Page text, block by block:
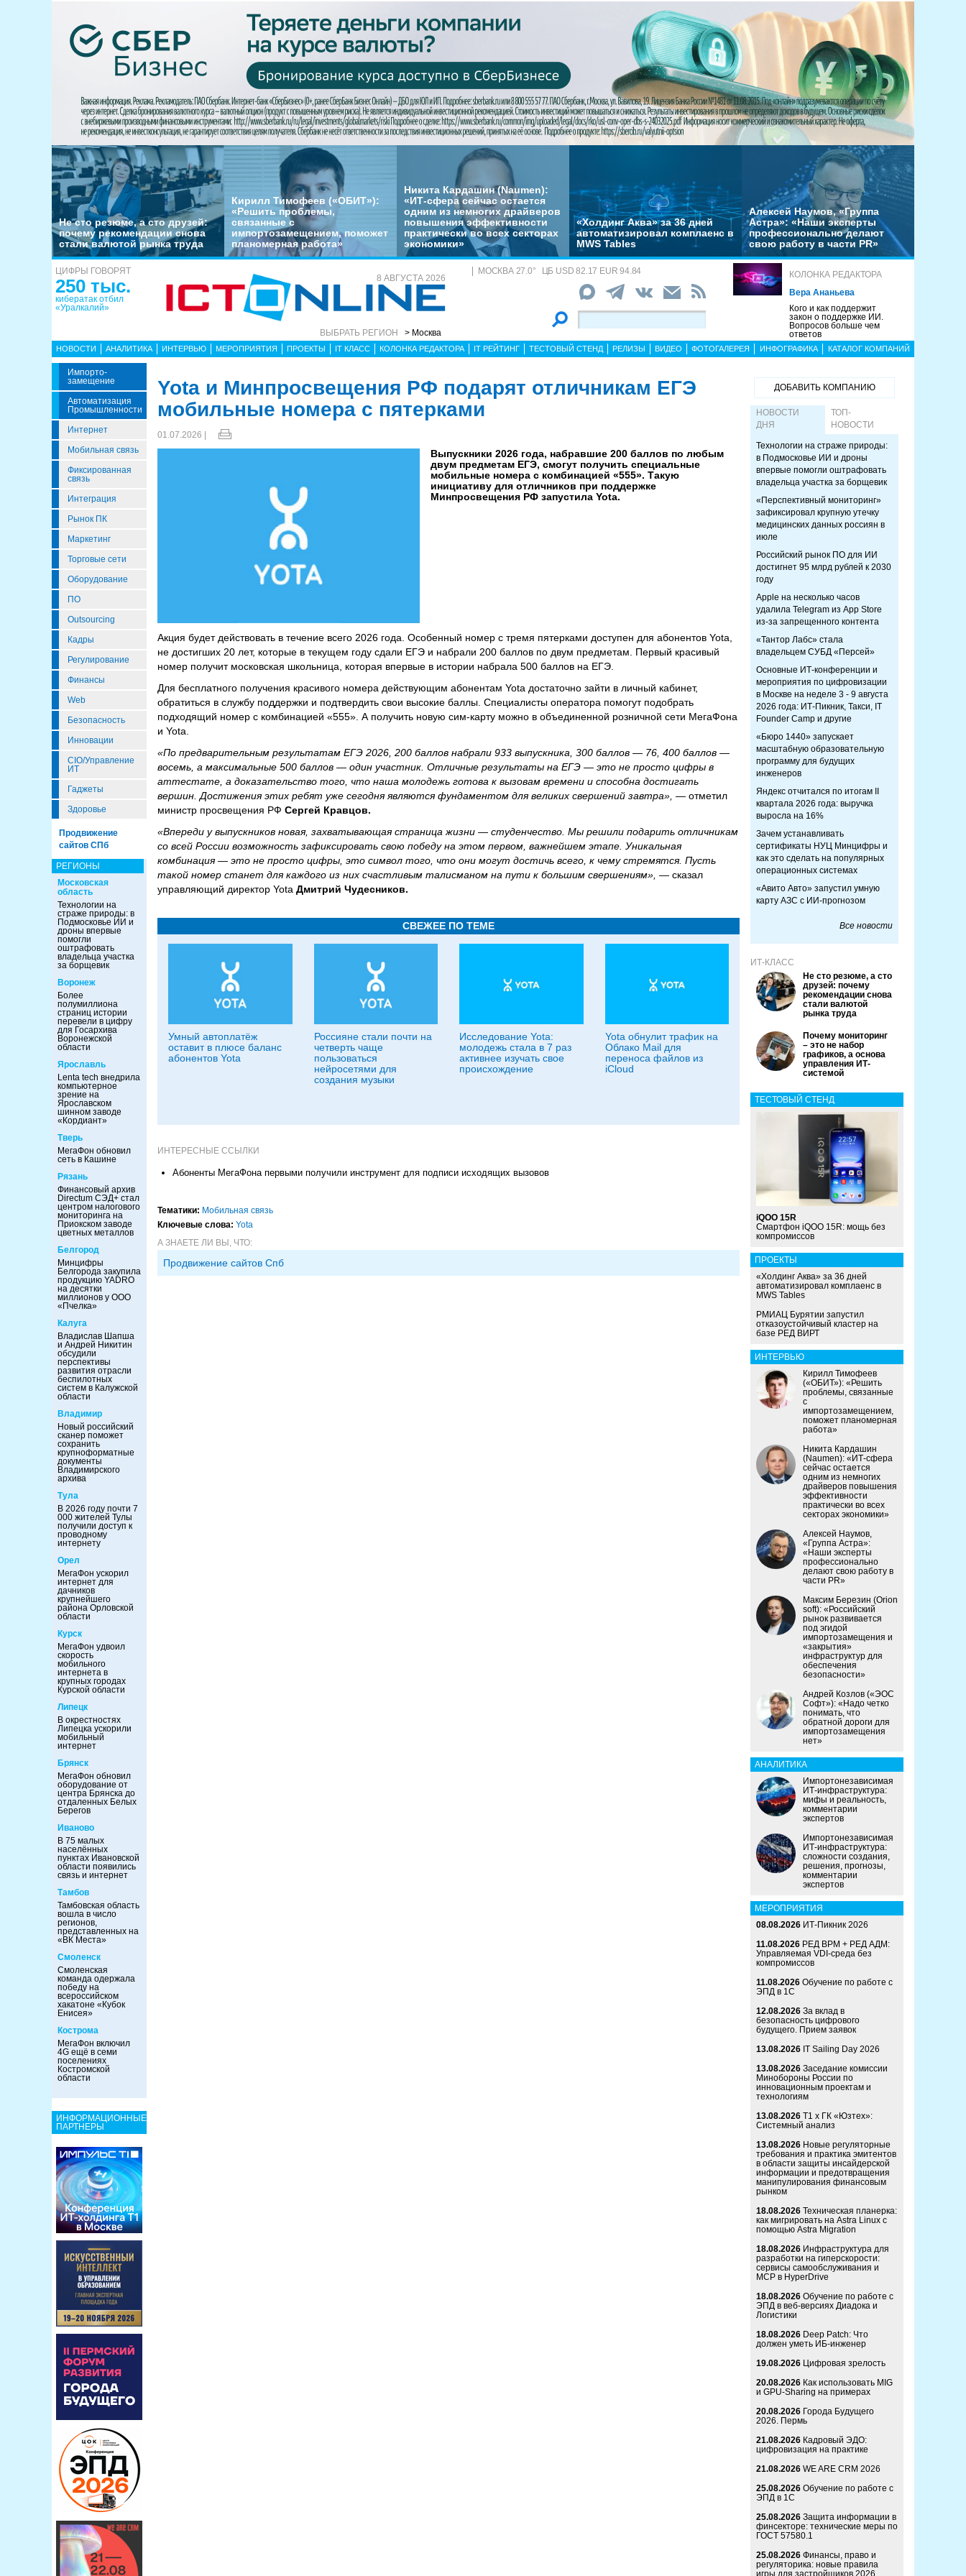
Не сто резюме, а сто друзей:
почему рекомендации снова
стали валютой рынка труда
Кирилл Тимофеев («ОБИТ»):
«Решить проблемы,
связанные с
импортозамещением, поможет
планомерная работа»
Никита Кардашин (Naumen):
«ИТ-сфера сейчас остается
одним из немногих драйверов
повышения эффективности
практически во всех секторах
экономики»
«Холдинг Аква» за 36 дней
автоматизировал комплаенс в
MWS Tables
Алексей Наумов, «Группа
Астра»: «Наши эксперты
профессионально делают
свою работу в части PR»
ЦИФРЫ ГОВОРЯТ
250 тыс.
кибератак отбил
«Уралкалий»
8 АВГУСТА 2026
ВЫБРАТЬ РЕГИОН > Москва
МОСКВА 27.0° ЦБ USD 82.17 EUR 94.84
КОЛОНКА РЕДАКТОРА
Вера Ананьева
Кого и как поддержит
закон о поддержке ИИ.
Вопросов больше чем
ответов
НОВОСТИ АНАЛИТИКА ИНТЕРВЬЮ МЕРОПРИЯТИЯ ПРОЕКТЫ IT КЛАСС КОЛОНКА РЕДАКТОРА IT РЕЙТИНГ ТЕСТОВЫЙ СТЕНД РЕЛИЗЫ ВИДЕО ФОТОГАЛЕРЕЯ ИНФОГРАФИКА КАТАЛОГ КОМПАНИЙ
Импорто­
Замещение
Автоматизация
Промышленности
Интернет
Мобильная связь
Фиксированная
связь
Интеграция
Рынок ПК
Маркетинг
Торговые сети
Оборудование
ПО
Outsourcing
Кадры
Регулирование
Финансы
Web
Безопасность
Инновации
CIO/Управление
ИТ
Гаджеты
Здоровье
Продвижение
сайтов СПб
РЕГИОНЫ
Московская
область
Технологии на
страже природы: в
Подмосковье ИИ и
дроны впервые
помогли
оштрафовать
владельца участка
за борщевик
Воронеж
Более
полумиллиона
страниц истории
перевели в цифру
для Госархива
Воронежской
области
Ярославль
Lenta tech внедрила
компьютерное
зрение на
Ярославском
шинном заводе
«Кордиант»
Тверь
МегаФон обновил
сеть в Кашине
Рязань
Финансовый архив
Directum СЭД+ стал
центром налогового
мониторинга на
Приокском заводе
цветных металлов
Белгород
Минцифры
Белгорода закупила
продукцию YADRO
на десятки
миллионов у ООО
«Пчелка»
Калуга
Владислав Шапша
и Андрей Никитин
обсудили
перспективы
развития отрасли
беспилотных
систем в Калужской
области
Владимир
Новый российский
сканер поможет
сохранить
крупноформатные
документы
Владимирского
архива
Тула
В 2026 году почти 7
000 жителей Тулы
получили доступ к
проводному
интернету
Орел
МегаФон ускорил
интернет для
дачников
крупнейшего
района Орловской
области
Курск
МегаФон удвоил
скорость
мобильного
интернета в
крупных городах
Курской области
Липецк
В окрестностях
Липецка ускорили
мобильный
интернет
Брянск
МегаФон обновил
оборудование от
центра Брянска до
отдаленных Белых
Берегов
Иваново
В 75 малых
населённых
пунктах Ивановской
области появились
связь и интернет
Тамбов
Тамбовская область
вошла в число
регионов,
представленных на
«ВК Места»
Смоленск
Смоленская
команда одержала
победу на
всероссийском
хакатоне «Кубок
Енисея»
Кострома
МегаФон включил
4G ещё в семи
поселениях
Костромской
области
ИНФОРМАЦИОННЫЕ
ПАРТНЕРЫ
Yota и Минпросвещения РФ подарят отличникам ЕГЭ
мобильные номера с пятерками
01.07.2026 |
Выпускники 2026 года, набравшие 200 баллов по любым
двум предметам ЕГЭ, смогут получить специальные
мобильные номера с комбинацией «555». Такую
инициативу для отличников при поддержке
Минпросвещения РФ запустила Yota.
Акция будет действовать в течение всего 2026 года. Особенный номер с тремя пятерками доступен для абонентов Yota,
не достигших 20 лет, которые в текущем году сдали ЕГЭ и набрали 200 баллов по двум предметам. Первый красивый
номер получит московская школьница, которая впервые в истории набрала 500 баллов на ЕГЭ.
Для бесплатного получения красивого номера действующим абонентам Yota достаточно зайти в личный кабинет,
обратиться в службу поддержки и подтвердить свои высокие баллы. Специалисты оператора помогут подобрать
подходящий номер с комбинацией «555». А получить новую сим-карту можно в объединенной розничной сети МегаФона
и Yota.
«По предварительным результатам ЕГЭ 2026, 200 баллов набрали 933 выпускника, 300 баллов — 76, 400 баллов —
восемь, а максимальные 500 баллов — один участник. Отличные результаты на ЕГЭ — это не просто цифры в
аттестате, а доказательство того, что наша молодежь готова к вызовам времени и способна достигать
вершин. Достижения этих ребят уже сегодня являются фундаментом для великих свершений завтра», — отметил
министр просвещения РФ Сергей Кравцов.
«Впереди у выпускников новая, захватывающая страница жизни — студенчество. Мы решили подарить отличникам
со всей России возможность зафиксировать свою победу на этом первом, важнейшем этапе. Уникальная
комбинация — это не просто цифры, это символ того, что они могут достичь всего, к чему стремятся. Пусть
такой номер станет для каждого из них счастливым талисманом на пути к большим свершениям», — сказал
управляющий директор Yota Дмитрий Чудесников.
СВЕЖЕЕ ПО ТЕМЕ
Умный автоплатёж
оставит в плюсе баланс
абонентов Yota
Россияне стали почти на
четверть чаще
пользоваться
нейросетями для
создания музыки
Исследование Yota:
молодежь стала в 7 раз
активнее изучать свое
происхождение
Yota обнулит трафик на
Облако Mail для
переноса файлов из
iCloud
ИНТЕРЕСНЫЕ ССЫЛКИ
Абоненты МегаФона первыми получили инструмент для подписи исходящих вызовов
Тематики: Мобильная связь
Ключевые слова: Yota
А ЗНАЕТЕ ЛИ ВЫ, ЧТО:
Продвижение сайтов Спб
ДОБАВИТЬ КОМПАНИЮ
НОВОСТИ
ДНЯ
ТОП-
НОВОСТИ
Технологии на страже природы:
в Подмосковье ИИ и дроны
впервые помогли оштрафовать
владельца участка за борщевик
«Перспективный мониторинг»
зафиксировал крупную утечку
медицинских данных россиян в
июле
Российский рынок ПО для ИИ
достигнет 95 млрд рублей к 2030
году
Apple на несколько часов
удалила Telegram из App Store
из-за запрещенного контента
«Тантор Лабс» стала
владельцем СУБД «Персей»
Основные ИТ-конференции и
мероприятия по цифровизации
в Москве на неделе 3 - 9 августа
2026 года: ИТ-Пикник, Такси, IT
Founder Camp и другие
«Бюро 1440» запускает
масштабную образовательную
программу для будущих
инженеров
Яндекс отчитался по итогам II
квартала 2026 года: выручка
выросла на 16%
Зачем устанавливать
сертификаты НУЦ Минцифры и
как это сделать на популярных
операционных системах
«Авито Авто» запустил умную
карту АЗС с ИИ-прогнозом
Все новости
ИТ-КЛАСС
Не сто резюме, а сто
друзей: почему
рекомендации снова
стали валютой
рынка труда
Почему мониторинг
– это не набор
графиков, а основа
управления ИТ-
системой
ТЕСТОВЫЙ СТЕНД
iQOO 15R
Смартфон iQOO 15R: мощь без
компромиссов
ПРОЕКТЫ
«Холдинг Аква» за 36 дней
автоматизировал комплаенс в
MWS Tables
РМИАЦ Бурятии запустил
отказоустойчивый кластер на
базе РЕД ВИРТ
ИНТЕРВЬЮ
Кирилл Тимофеев
(«ОБИТ»): «Решить
проблемы, связанные
с
импортозамещением,
поможет планомерная
работа»
Никита Кардашин
(Naumen): «ИТ-сфера
сейчас остается
одним из немногих
драйверов повышения
эффективности
практически во всех
секторах экономики»
Алексей Наумов,
«Группа Астра»:
«Наши эксперты
профессионально
делают свою работу в
части PR»
Максим Березин (Orion
soft): «Российский
рынок развивается
под эгидой
импортозамещения и
«закрытия»
инфраструктур для
обеспечения
безопасности»
Андрей Козлов («ЭОС
Софт»): «Надо четко
понимать, что
обратной дороги для
импортозамещения
нет»
АНАЛИТИКА
Импортонезависимая
ИТ-инфраструктура:
мифы и реальность,
комментарии
экспертов
Импортонезависимая
ИТ-инфраструктура:
сложности создания,
решения, прогнозы,
комментарии
экспертов
МЕРОПРИЯТИЯ
08.08.2026 ИТ-Пикник 2026
11.08.2026 РЕД ВРМ + РЕД АДМ:
Управляемая VDI-среда без
компромиссов
11.08.2026 Обучение по работе с
ЭПД в 1С
12.08.2026 За вклад в
безопасность цифрового
будущего. Прием заявок
13.08.2026 IT Sailing Day 2026
13.08.2026 Заседание комиссии
Минобороны России по
инновационным проектам и
технологиям
13.08.2026 Т1 x ГК «Юзтех»:
Системный анализ
13.08.2026 Новые регуляторные
требования и практика эмитентов
в области защиты инсайдерской
информации и предотвращения
манипулирования финансовым
рынком
18.08.2026 Техническая планерка:
как мигрировать на Astra Linux с
помощью Astra Migration
18.08.2026 Инфраструктура для
разработки на гиперскорости:
сервисы самообслуживания и
MCP в HyperDrive
18.08.2026 Обучение по работе с
ЭПД в веб-версиях Диадока и
Логистики
18.08.2026 Deep Patch: Что
должен уметь ИБ-инженер
19.08.2026 Цифровая зрелость
20.08.2026 Как использовать MIG
и GPU-Sharing на примерах
20.08.2026 Города Будущего
2026. Пермь
21.08.2026 Кадровый ЭДО:
цифровизация на практике
21.08.2026 WE ARE CRM 2026
25.08.2026 Обучение по работе с
ЭПД в 1С
25.08.2026 Защита информации в
финсекторе: технические меры по
ГОСТ 57580.1
25.08.2026 Финансы, право и
регуляторика: новые правила